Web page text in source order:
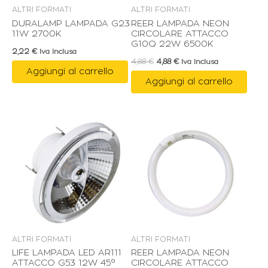
ALTRI FORMATI
DURALAMP LAMPADA G23
11W 2700K
2,22 € Iva Inclusa
Aggiungi al carrello
ALTRI FORMATI
REER LAMPADA NEON
CIRCOLARE ATTACCO
G10Q 22W 6500K
4,88€ 4,88 € Iva Inclusa
Aggiungi al carrello
ALTRI FORMATI
LIFE LAMPADA LED AR111
ATTACCO G53 12W 45°
ALTRI FORMATI
REER LAMPADA NEON
CIRCOLARE ATTACCO